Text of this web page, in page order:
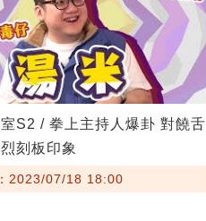
S2 / 拳上主持人爆卦 對饒舌
刻板印象
2023/07/18 18:00